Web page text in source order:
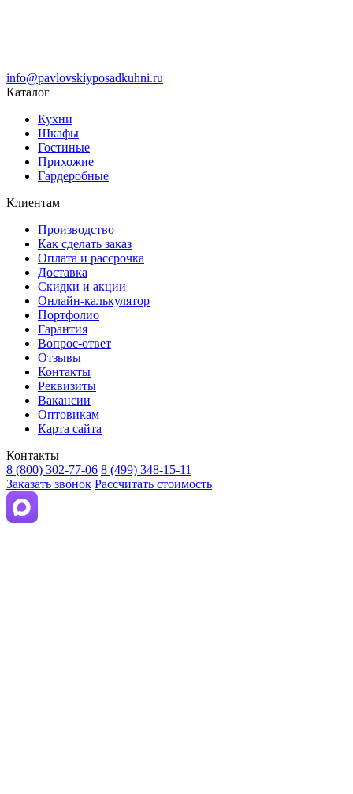
info@pavlovskiyposadkuhni.ru
Каталог
Кухни
Шкафы
Гостиные
Прихожие
Гардеробные
Клиентам
Производство
Как сделать заказ
Оплата и рассрочка
Доставка
Скидки и акции
Онлайн-калькулятор
Портфолио
Гарантия
Вопрос-ответ
Отзывы
Контакты
Реквизиты
Вакансии
Оптовикам
Карта сайта
Контакты
8 (800) 302-77-06 8 (499) 348-15-11
Заказать звонок Рассчитать стоимость